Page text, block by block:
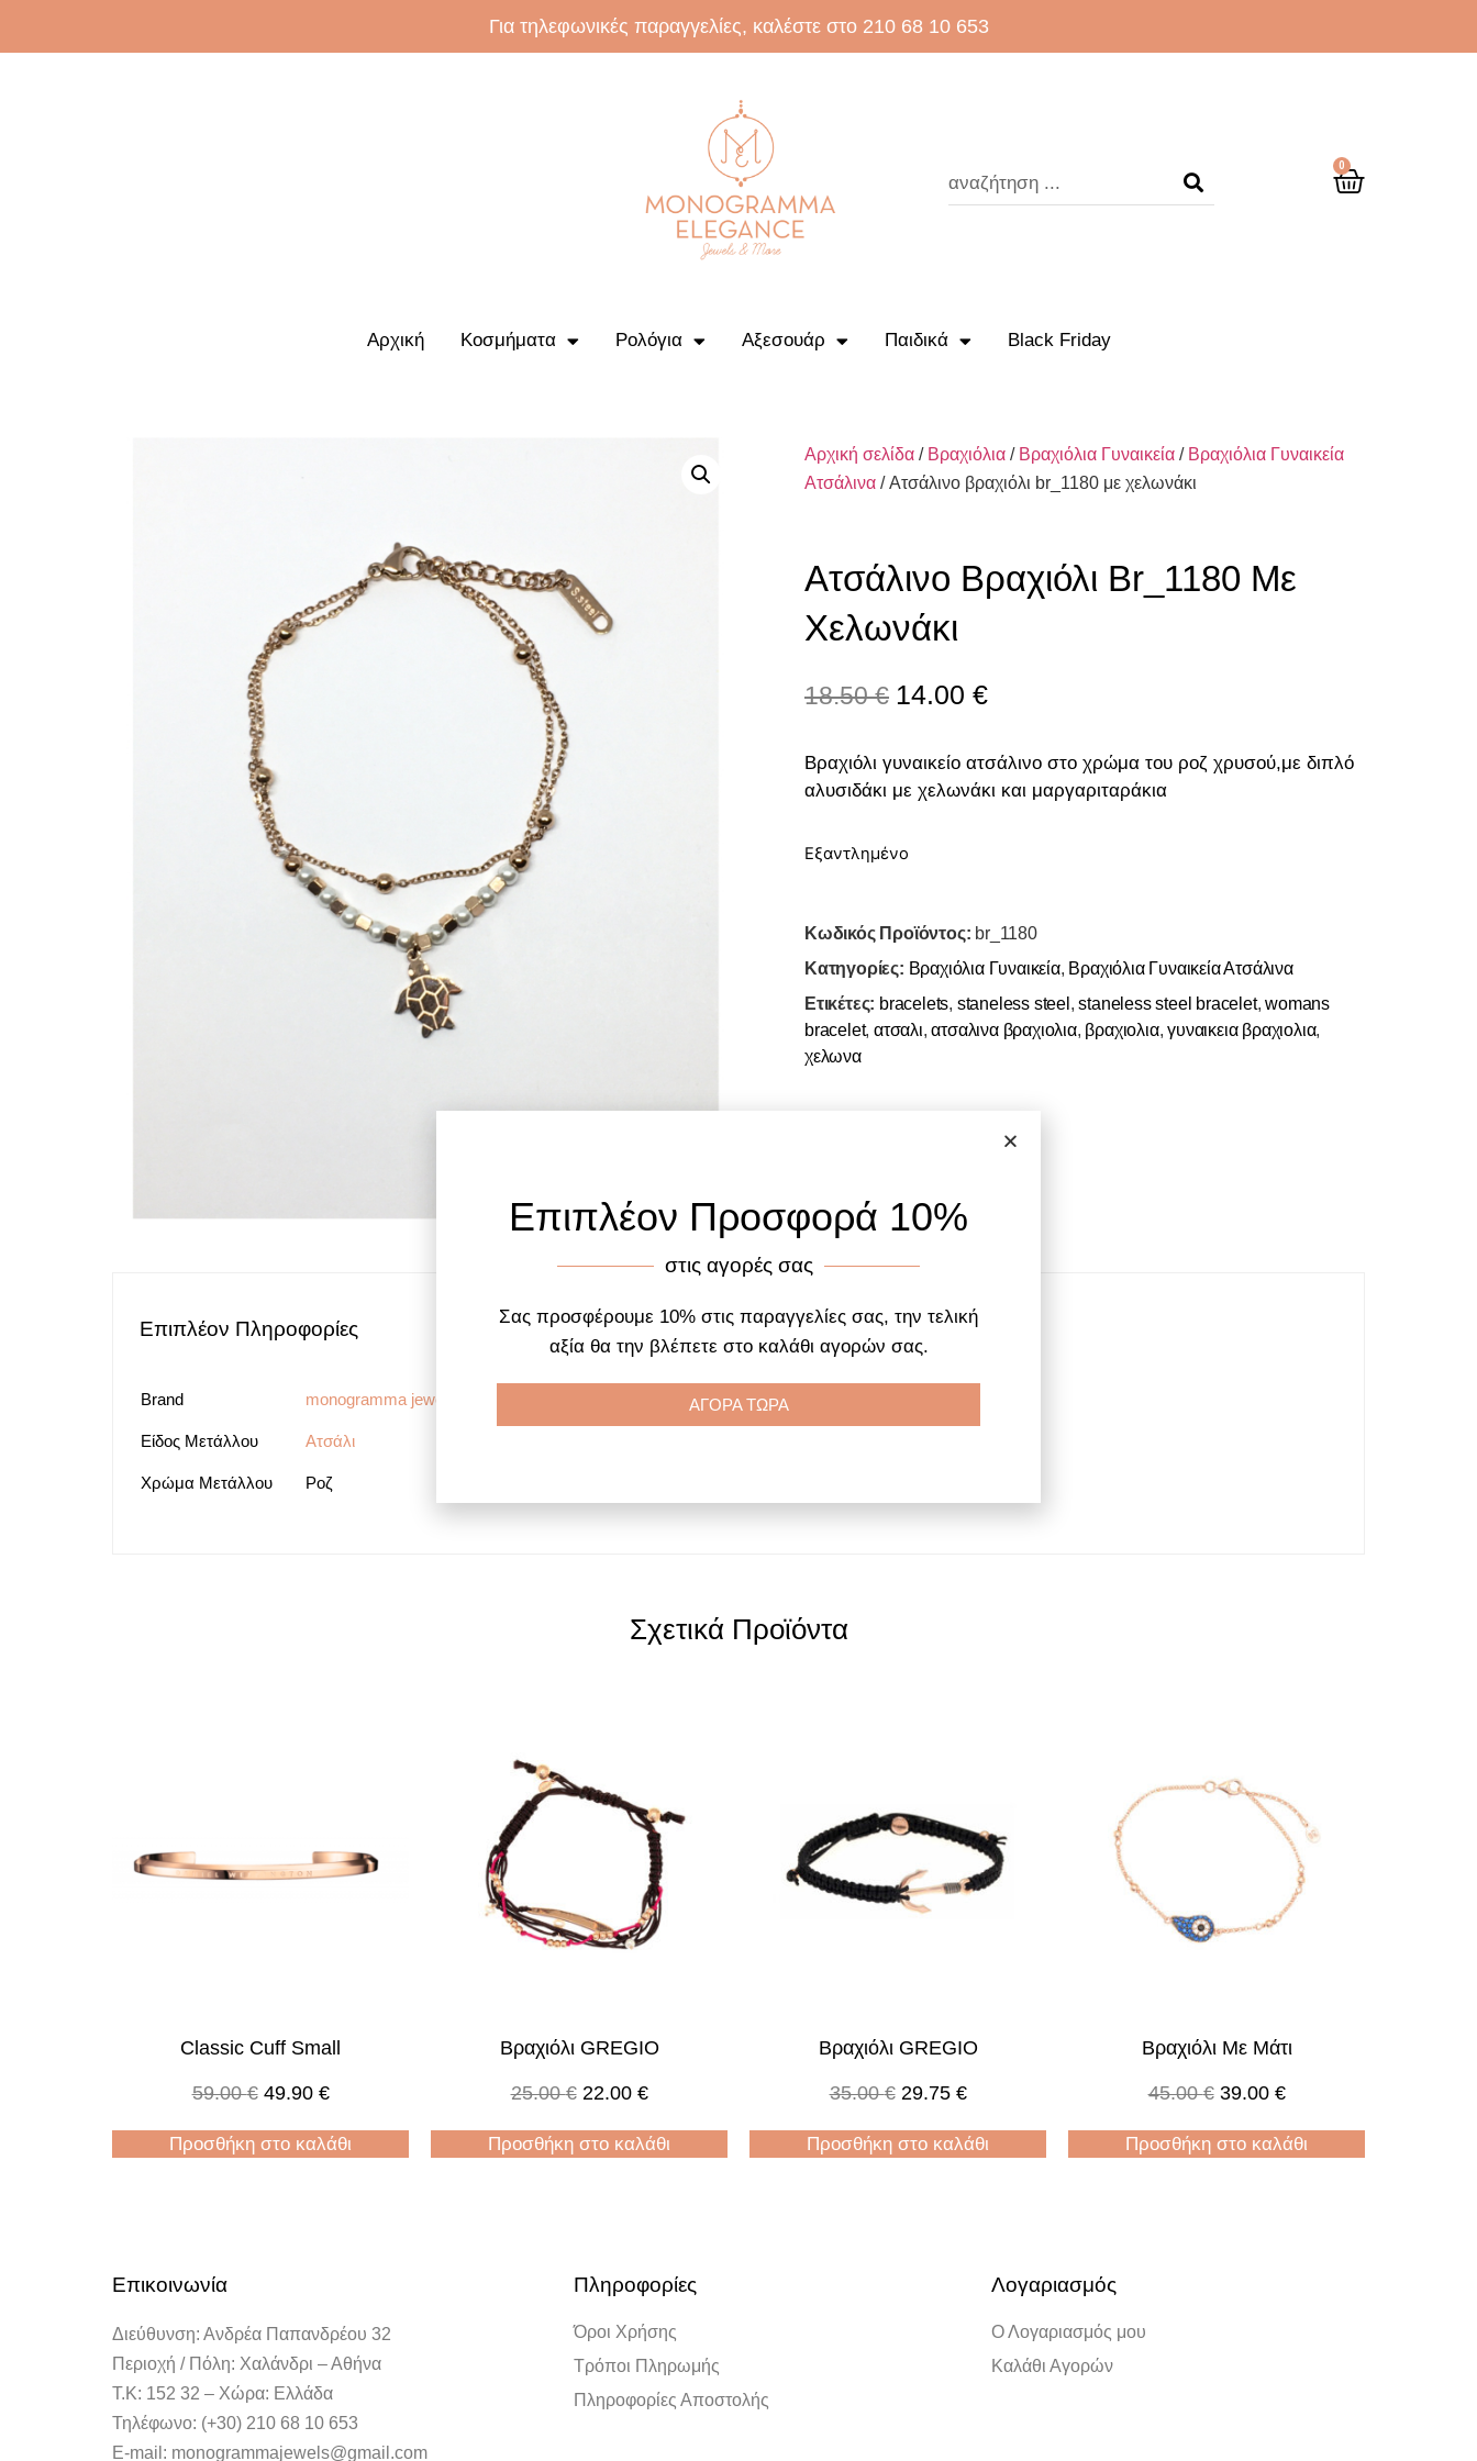
Για τηλεφωνικές παραγγελίες, καλέστε στο 210 68 10 653
0
Αρχική Κοσμήματα Ρολόγια Αξεσουάρ Παιδικά Black Friday
Αρχική σελίδα / Βραχιόλια / Βραχιόλια Γυναικεία / Βραχιόλια Γυναικεία
Ατσάλινα / Ατσάλινο βραχιόλι br_1180 με χελωνάκι
Ατσάλινο Βραχιόλι Br_1180 Με
Χελωνάκι
18.50€ 14.00 €
Βραχιόλι γυναικείο ατσάλινο στο χρώμα του ροζ χρυσού,με διπλό
αλυσιδάκι με χελωνάκι και μαργαριταράκια
Εξαντλημένο
Κωδικός Προϊόντος: br_1180
Κατηγορίες: Βραχιόλια Γυναικεία, Βραχιόλια Γυναικεία Ατσάλινα
Ετικέτες: bracelets, staneless steel ,staneless steel bracelet,womans
bracelet,ατσαλι,ατσαλινα βραχιολια, βραχιολια,γυναικεια βραχιολια,
χελωνα
Επιπλέον Πληροφορίες
Brand monogramma jewels
Είδος Μετάλλου Ατσάλι
Χρώμα Μετάλλου Ροζ
Σχετικά Προϊόντα
Classic Cuff Small
59.00€ 49.90 €
Προσθήκη στο καλάθι
Βραχιόλι GREGIO
25.00€ 22.00 €
Προσθήκη στο καλάθι
Βραχιόλι GREGIO
35.00€ 29.75 €
Προσθήκη στο καλάθι
Βραχιόλι Με Μάτι
45.00€ 39.00 €
Προσθήκη στο καλάθι
Επικοινωνία
Διεύθυνση: Ανδρέα Παπανδρέου 32
Περιοχή / Πόλη: Χαλάνδρι – Αθήνα
Τ.Κ: 152 32 – Χώρα: Ελλάδα
Τηλέφωνο: (+30) 210 68 10 653
E-mail: monogrammajewels@gmail.com
Πληροφορίες
Όροι Χρήσης
Τρόποι Πληρωμής
Πληροφορίες Αποστολής
Λογαριασμός
Ο Λογαριασμός μου
Καλάθι Αγορών
Επιπλέον Προσφορά 10%
στις αγορές σας
Σας προσφέρουμε 10% στις παραγγελίες σας, την τελική
αξία θα την βλέπετε στο καλάθι αγορών σας.
ΑΓΟΡΑ ΤΩΡΑ